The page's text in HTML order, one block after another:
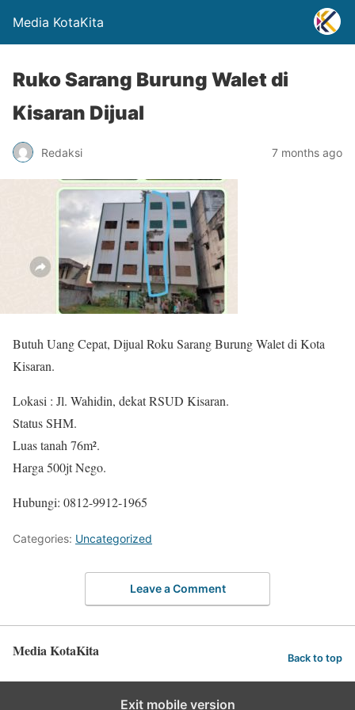
Media KotaKita
Ruko Sarang Burung Walet di
Kisaran Dijual
Redaksi 7 months ago
Butuh Uang Cepat, Dijual Roku Sarang Burung Walet di Kota
Kisaran.
Lokasi : Jl. Wahidin, dekat RSUD Kisaran.
Status SHM.
Luas tanah 76m².
Harga 500jt Nego.
Hubungi: 0812-9912-1965
Categories: Uncategorized
Leave a Comment
Media KotaKita Back to top
Exit mobile version